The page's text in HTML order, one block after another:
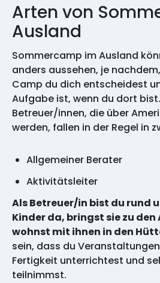
Arten von
Ausland
Sommercamp im Ausland
anders aussehen, je
Camp du dich entscheidest
Aufgabe ist, wenn du dort
Betreuer/innen, die über
werden, fallen in der Regel in
Allgemeiner Berater
Aktivitätsleiter
Als Betreuer/in bist du rund
Kinder da, bringst sie zu
wohnst mit ihnen in den
sein, dass du
Fertigkeit unterrichtest und
teilnimmst.